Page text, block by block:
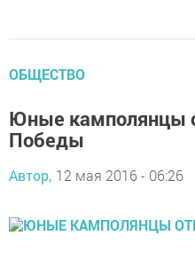
ОБЩЕСТВО
Юные камполянцы
Победы
Автор, 12 мая 2016 - 06:26